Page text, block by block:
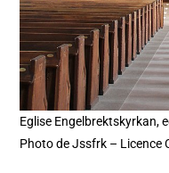
Eglise Engelbrektskyrkan,
Photo de Jssfrk – Licence